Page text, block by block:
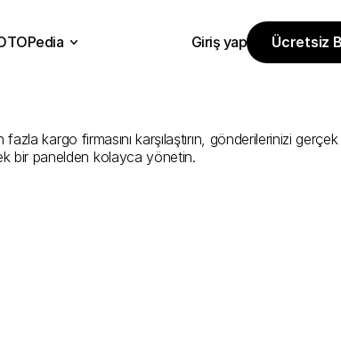
Enİyi
kargo firmasını karşılaştırın, gönderilerinizi gerçek
bir panelden kolayca yönetin.
Giriş yap
Ücretsiz
Ücretsiz